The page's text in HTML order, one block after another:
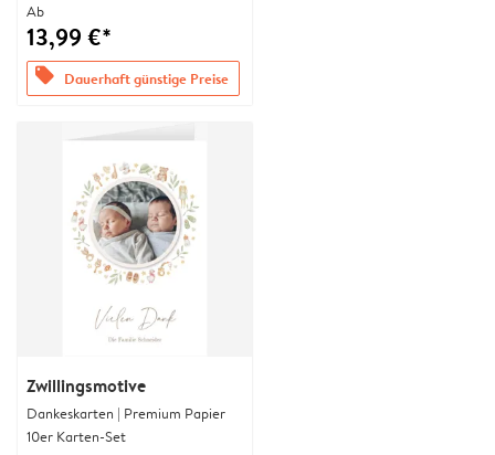
Ab
13,99 €*
offers Dauerhaft günstige Preise
Zwillingsmotive
Dankeskarten | Premium Papier
10er Karten-Set